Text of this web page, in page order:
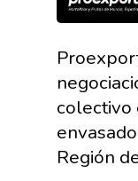
colectivo
Región